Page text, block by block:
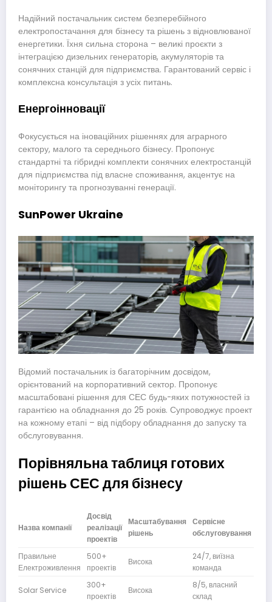
Надійний постачальник систем безперебійного
електропостачання для бізнесу та рішень з відновлюваної
енергетики. Їхня сильна сторона – великі проєкти з
інтеграцією дизельних генераторів, акумуляторів та
сонячних станцій для підприємства. Гарантований сервіс і
комплексна консультація з усіх питань.
Енергоінновації
Фокусується на іноваційних рішеннях для аграрного
сектору, малого та середнього бізнесу. Пропонує
стандартні та гібридні комплекти сонячних електростанцій
для підприємства під власне споживання, акцентує на
моніторингу та прогнозуванні генерації.
SunPower Ukraine
Відомий постачальник із багаторічним досвідом,
орієнтований на корпоративний сектор. Пропонує
масштабовані рішення для СЕС будь-яких потужностей із
гарантією на обладнання до 25 років. Супроводжує проект
на кожному етапі – від підбору обладнання до запуску та
обслуговування.
Порівняльна таблиця готових
рішень СЕС для бізнесу
Назва компанії
Досвід
реалізації
проектів
Масштабування
рішень
Сервісне
обслуговування
Правильне
Електроживлення
500+
проектів
Висока
24/7, виїзна
команда
Solar Service
300+
проектів
Висока
8/5, власний
склад